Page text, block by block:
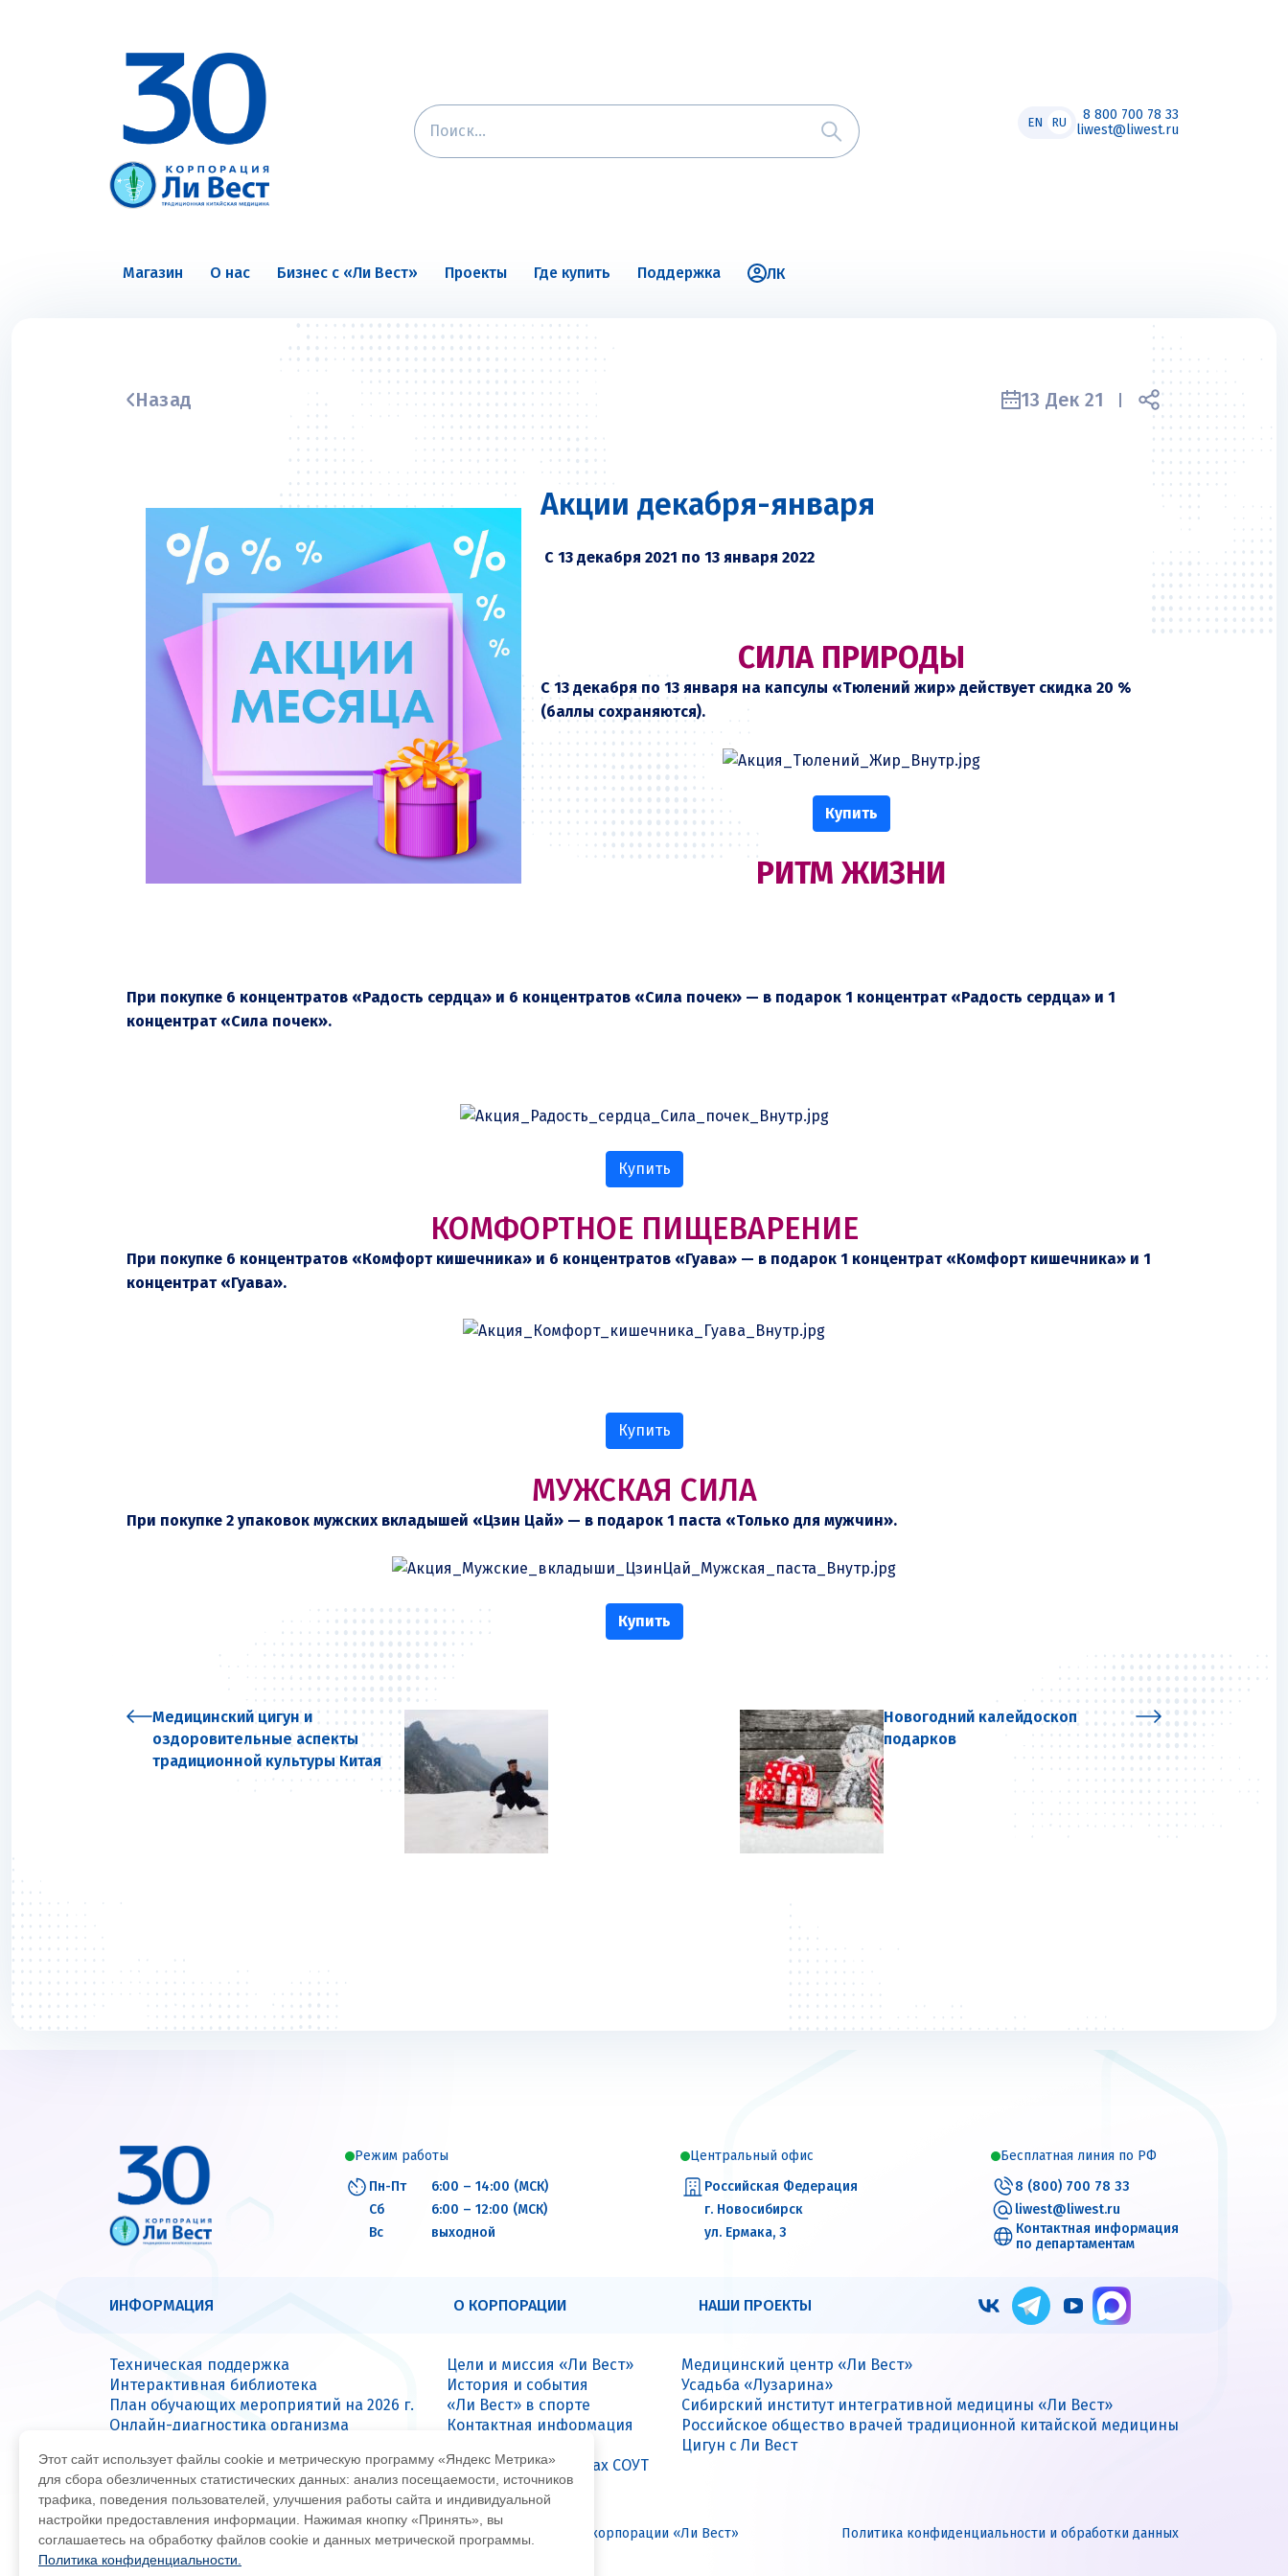
EN RU
8 800 700 78 33
liwest@liwest.ru
Магазин О нас Бизнес с «Ли Вест» Проекты Где купить Поддержка ЛК
Назад 13 Дек 21
Акции декабря-января
С 13 декабря 2021 по 13 января 2022
СИЛА ПРИРОДЫ
С 13 декабря по 13 января на капсулы «Тюлений жир» действует скидка 20 %
(баллы сохраняются).
Купить
РИТМ ЖИЗНИ
При покупке 6 концентратов «Радость сердца» и 6 концентратов «Сила почек» — в подарок 1 концентрат «Радость сердца» и 1
концентрат «Сила почек».
Купить
КОМФОРТНОЕ ПИЩЕВАРЕНИЕ
При покупке 6 концентратов «Комфорт кишечника» и 6 концентратов «Гуава» — в подарок 1 концентрат «Комфорт кишечника» и 1
концентрат «Гуава».
Купить
МУЖСКАЯ СИЛА
При покупке 2 упаковок мужских вкладышей «Цзин Цай» — в подарок 1 паста «Только для мужчин».
Купить
Медицинский цигун и
оздоровительные аспекты
традиционной культуры Китая
Новогодний калейдоскоп
подарков
Режим работы
Пн-Пт
6:00 – 14:00 (МСК)
Сб
6:00 – 12:00 (МСК)
Вс
выходной
Центральный офис
Российская Федерация
г. Новосибирск
ул. Ермака, 3
Бесплатная линия по РФ
8 (800) 700 78 33
liwest@liwest.ru
Контактная информация
по департаментам
ИНФОРМАЦИЯ О КОРПОРАЦИИ НАШИ ПРОЕКТЫ
Техническая поддержка
Интерактивная библиотека
План обучающих мероприятий на 2026 г.
Онлайн-диагностика организма
Сервисные центры
Цели и миссия «Ли Вест»
История и события
«Ли Вест» в спорте
Контактная информация
Данные о результатах СОУТ
Медицинский центр «Ли Вест»
Усадьба «Лузарина»
Сибирский институт интегративной медицины «Ли Вест»
Российское общество врачей традиционной китайской медицины
Цигун с Ли Вест
© Все права защищены 2026 Официальный интернет-сайт корпорации «Ли Вест» Политика конфиденциальности и обработки данных
Этот сайт использует файлы cookie и метрическую программу «Яндекс Метрика»
для сбора обезличенных статистических данных: анализ посещаемости, источников
трафика, поведения пользователей, улучшения работы сайта и индивидуальной
настройки предоставления информации. Нажимая кнопку «Принять», вы
соглашаетесь на обработку файлов cookie и данных метрической программы.
Политика конфиденциальности.